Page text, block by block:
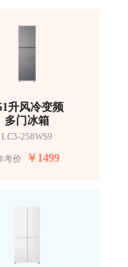
升风冷变频
多门冰箱
LC3-258WS9
考价 ￥1499